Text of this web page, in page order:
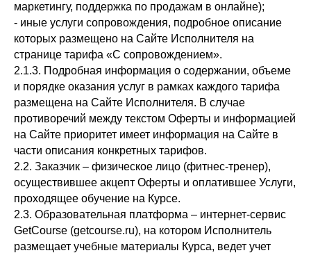
маркетингу, поддержка по продажам в онлайне);
- иные услуги сопровождения, подробное описание
которых размещено на Сайте Исполнителя на
странице тарифа «С сопровождением».
2.1.3. Подробная информация о содержании, объеме
и порядке оказания услуг в рамках каждого тарифа
размещена на Сайте Исполнителя. В случае
противоречий между текстом Оферты и информацией
на Сайте приоритет имеет информация на Сайте в
части описания конкретных тарифов.
2.2. Заказчик – физическое лицо (фитнес-тренер),
осуществившее акцепт Оферты и оплатившее Услуги,
проходящее обучение на Курсе.
2.3. Образовательная платформа – интернет-сервис
GetCourse (getcourse.ru), на котором Исполнитель
размещает учебные материалы Курса, ведет учет